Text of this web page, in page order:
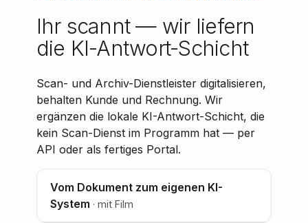
Ihr scannt — wir liefern
die KI-Antwort-Schicht
Scan- und Archiv-Dienstleister digitalisieren,
behalten Kunde und Rechnung. Wir
ergänzen die lokale KI-Antwort-Schicht, die
kein Scan-Dienst im Programm hat — per
API oder als fertiges Portal.
Vom Dokument zum eigenen KI-
System · mit Film